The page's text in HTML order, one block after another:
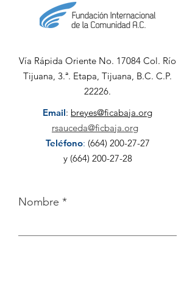
Vía Rápida Oriente No. 17084 Col. Río
Tijuana, 3.ª. Etapa, Tijuana, B.C. C.P.
22226.
Email: breyes@ficabaja.org
rsauceda@ficbaja.org
Teléfono: (664) 200-27-27
y (664) 200-27-28
Nombre